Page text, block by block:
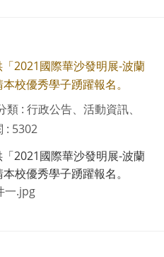
2021國際華沙發明展-波蘭
校優秀學子踴躍報名。
類 : 行政公告、活動資訊、
: 5302
2021國際華沙發明展-波蘭
校優秀學子踴躍報名。
一.jpg